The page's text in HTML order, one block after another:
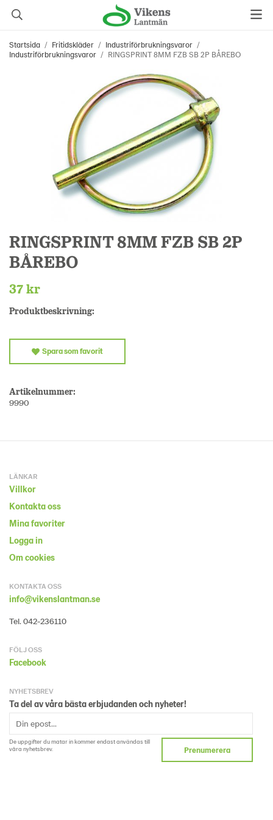
Startsida / Fritidskläder / Industriförbrukningsvaror /
Industriförbrukningsvaror / RINGSPRINT 8MM FZB SB 2P BÅREBO
RINGSPRINT 8MM FZB SB 2P
BÅREBO
37 kr
Produktbeskrivning:
Spara som favorit
Artikelnummer:
9990
LÄNKAR
Villkor
Kontakta oss
Mina favoriter
Logga in
Om cookies
KONTAKTA OSS
info@vikenslantman.se
Tel. 042-236110
FÖLJ OSS
Facebook
NYHETSBREV
Ta del av våra bästa erbjudanden och nyheter!
De uppgifter du matar in kommer endast användas till
våra nyhetsbrev.
Prenumerera